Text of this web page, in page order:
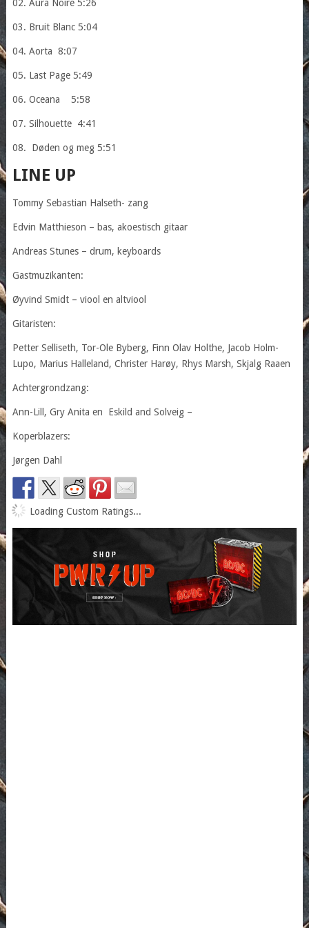
02. Aura Noire 5:26
03. Bruit Blanc 5:04
04. Aorta 8:07
05. Last Page 5:49
06. Oceana 5:58
07. Silhouette 4:41
08. Døden og meg 5:51
LINE UP
Tommy Sebastian Halseth- zang
Edvin Matthieson – bas, akoestisch gitaar
Andreas Stunes – drum, keyboards
Gastmuzikanten:
Øyvind Smidt – viool en altviool
Gitaristen:
Petter Selliseth, Tor-Ole Byberg, Finn Olav Holthe, Jacob Holm-
Lupo, Marius Halleland, Christer Harøy, Rhys Marsh, Skjalg Raaen
Achtergrondzang:
Ann-Lill, Gry Anita en Eskild and Solveig –
Koperblazers:
Jørgen Dahl
Loading Custom Ratings...